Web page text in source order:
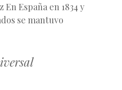
España en 1834 y
se mantuvo